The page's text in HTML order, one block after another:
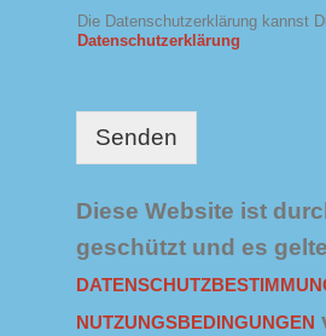
r
e
n
h
*
Die Datenschutzerklärung kannst
Datenschutzerklärung
Senden
Diese Website ist
geschützt und es
NUTZUNGSBEDINGUNGEN